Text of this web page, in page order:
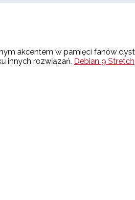
akcentem w pamięci fanów
innych rozwiązań. Debian 9 Stretch